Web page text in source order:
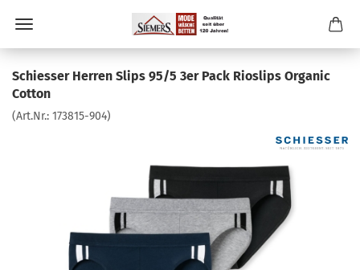
Schiesser Herren Slips 95/5 3er Pack Rioslips Organic
Cotton
(Art.Nr.: 173815-904)